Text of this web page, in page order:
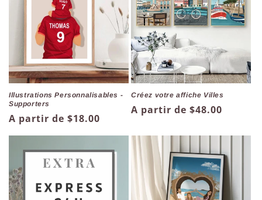
Illustrations Personnalisables -
Supporters
Prix
habituel
A partir de $18.00
Créez votre affiche Villes
Prix
A partir de $48.00